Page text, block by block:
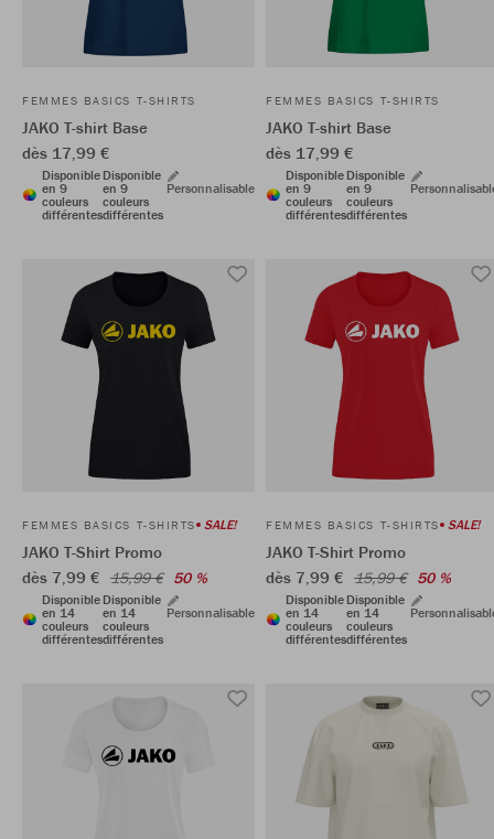
FEMMES BASICS T-SHIRTS
JAKO T-shirt Base
dès 17,99 €
Disponible
en 9
couleurs
différentes
Disponible
en 9
couleurs
différentes
Personnalisable
FEMMES BASICS T-SHIRTS
JAKO T-shirt Base
dès 17,99 €
Disponible
en 9
couleurs
différentes
Disponible
en 9
couleurs
différentes
FEMMES BASICS T-SHIRTS SALE!
JAKO T-Shirt Promo
dès 7,99 € 15,99 € 50 %
Disponible
en 14
couleurs
différentes
Disponible
en 14
couleurs
différentes
Personnalisable
FEMMES BASICS T-SHIRTS SALE!
JAKO T-Shirt Promo
dès 7,99 € 15,99 € 50 %
Disponible
en 14
couleurs
différentes
Disponible
en 14
couleurs
différentes